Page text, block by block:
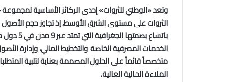
وتعد «الوطني للثروات» إحدى الركائز الأساسية
باتساع
الخدمات المصرفية الخاصة، والتخطيط المالي، وإدارة
متخصصاً قائماً على الحلول المصممة بعناية لتلبية
الملاءة المالية العالية.